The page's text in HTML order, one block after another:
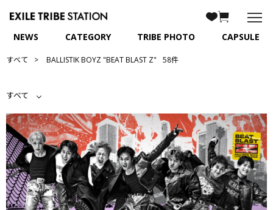
NEWS CATEGORY TRIBE PHOTO CAPSULE
すべて BALLISTIK BOYZ "BEAT BLAST Z" 58件
すべて